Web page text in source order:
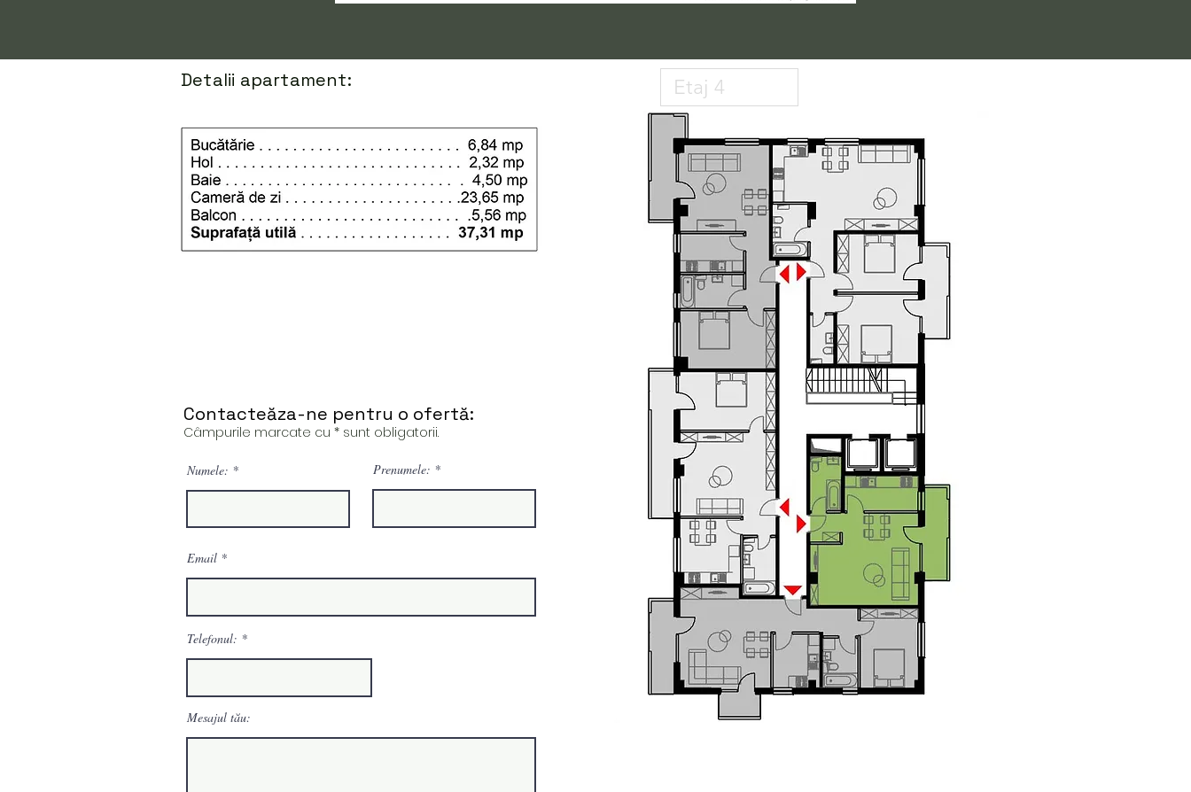
Detalii apartament:
Contacteăza-ne pentru o ofertă:
Câmpurile marcate cu * sunt obligatorii.
Numele: Prenumele:
Email
Telefonul:
Mesajul tău: